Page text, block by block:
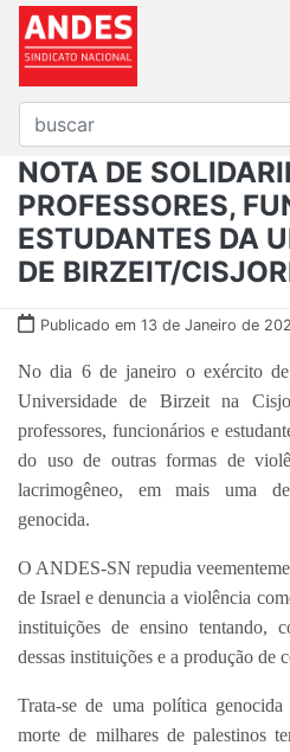
NOTA DE
PROFESSORES,
ESTUDANTES DA
DE BIRZEIT/
Publicado em 13 de Janeiro de
No dia 6 de janeiro o exército
Universidade de Birzeit na
professores, funcionários e
do uso de outras formas de
lacrimogêneo, em mais uma
genocida.
O ANDES-SN repudia
de Israel e denuncia a violência
instituições de ensino tentando,
dessas instituições e a produção de
Trata-se de uma política
morte de milhares de palestinos